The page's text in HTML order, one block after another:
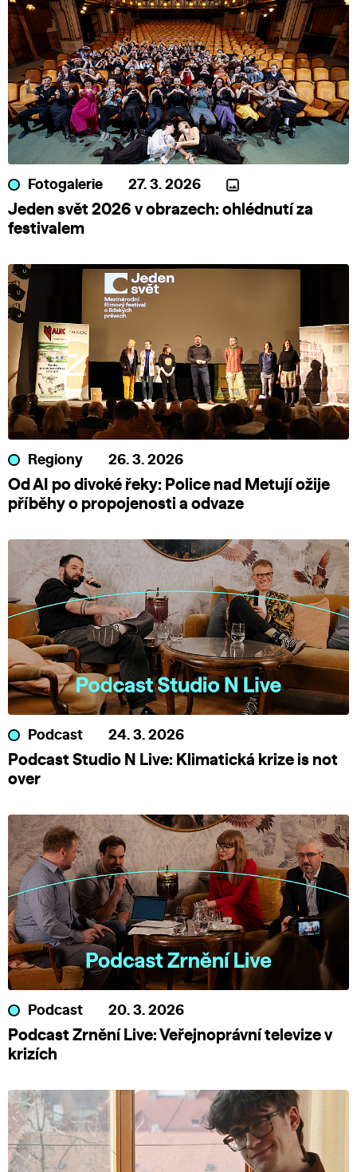
Fotogalerie 27. 3. 2026
Jeden svět 2026 v obrazech: ohlédnutí za
festivalem
Regiony 26. 3. 2026
Od AI po divoké řeky: Police nad Metují ožije
příběhy o propojenosti a odvaze
Podcast 24. 3. 2026
Podcast Studio N Live: Klimatická krize is not
over
Podcast 20. 3. 2026
Podcast Zrnění Live: Veřejnoprávní televize v
krizích